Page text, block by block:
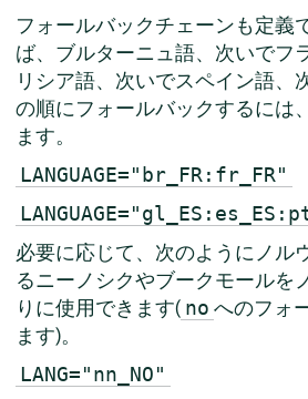
フォールバックチェーンも定義
ば、ブルターニュ語、次いでフ
リシア語、次いでスペイン語、
の順にフォールバックするには
ます。
LANGUAGE="br_FR:fr_FR"
必要に応じて、次のようにノル
るニーノシクやブークモールを
りに使用できます( no へのフォ
ます)。
LANG="nn_NO"